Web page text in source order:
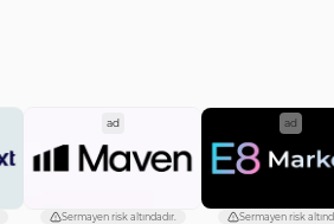
ad
Sermayen risk altındadır.
ad
Sermayen risk